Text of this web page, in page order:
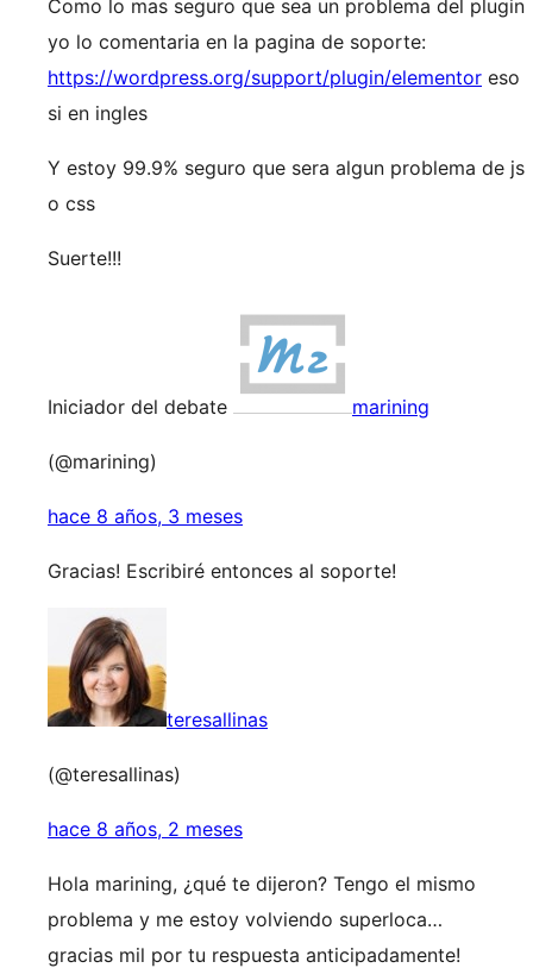
Como lo mas seguro que sea un problema del plugin
yo lo comentaria en la pagina de soporte:
https://wordpress.org/support/plugin/elementor eso
si en ingles
Y estoy 99.9% seguro que sera algun problema de js
o css
Suerte!!!
Iniciador del debate marining
(@marining)
hace 8 años, 3 meses
Gracias! Escribiré entonces al soporte!
teresallinas
(@teresallinas)
hace 8 años, 2 meses
Hola marining, ¿qué te dijeron? Tengo el mismo
problema y me estoy volviendo superloca…
gracias mil por tu respuesta anticipadamente!